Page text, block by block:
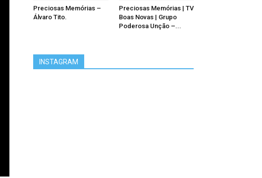
Preciosas Memórias –
Álvaro Tito.
Preciosas Memórias | TV
Boas Novas | Grupo
Poderosa Unção –...
INSTAGRAM